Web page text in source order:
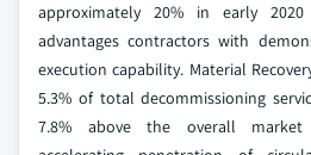
approximately 20% in early
advantages contractors with
execution capability. Material
5.3% of total decommissioning
7.8% above the overall market